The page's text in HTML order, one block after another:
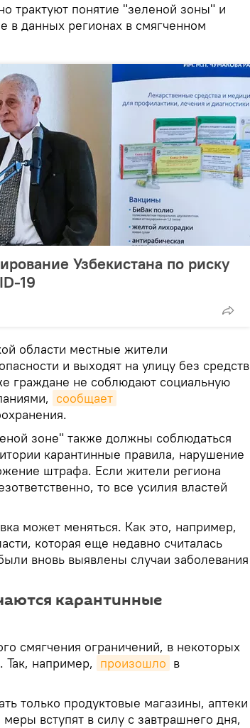
трактуют понятие "зеленой зоны" и
в данных регионах в смягченном
Узбекистана по риску
19
области местные жители
и выходят на улицу без средств
граждане не соблюдают социальную
сообщает
зоне" также должны соблюдаться
карантинные правила, нарушение
штрафа. Если жители региона
то все усилия властей
может меняться. Как это, например,
которая еще недавно считалась
вновь выявлены случаи заболевания
карантинные
смягчения ограничений, в некоторых
Так, например, произошло в
только продуктовые магазины, аптеки
вступят в силу с завтрашнего дня,